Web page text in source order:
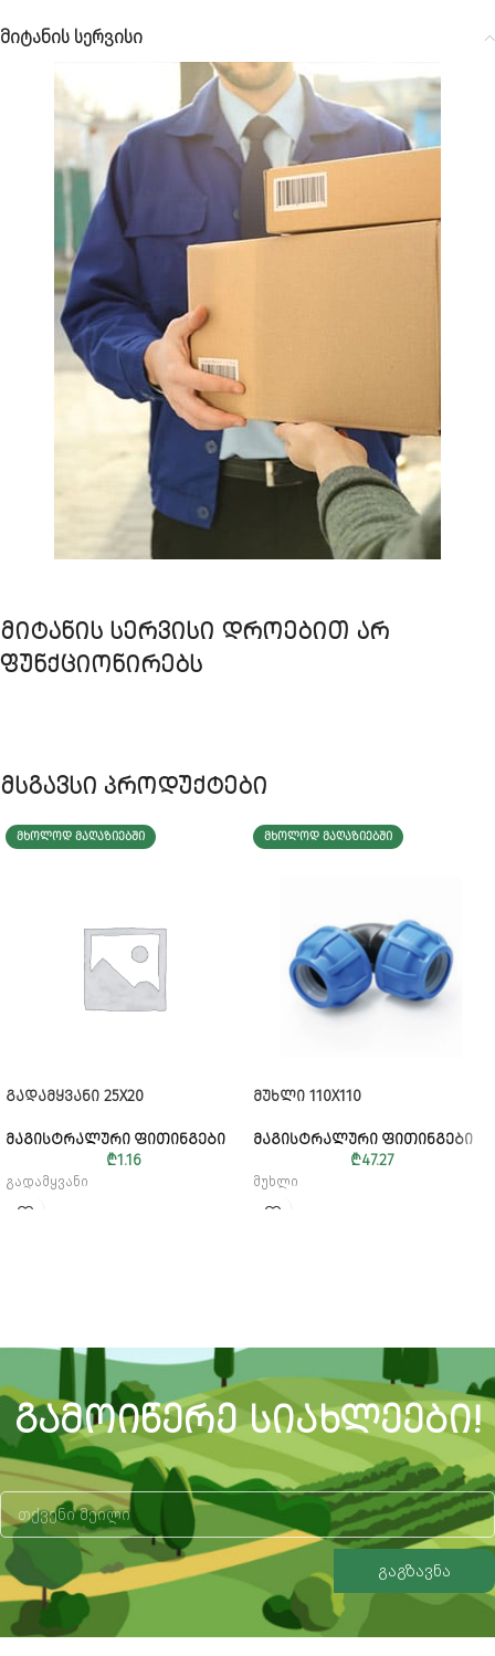
მიტანის სერვისი
ᲛᲘᲢᲐᲜᲘᲡ ᲡᲔᲠᲕᲘᲡᲘ ᲓᲠᲝᲔᲑᲘᲗ ᲐᲠ
ᲤᲣᲜᲥᲪᲘᲝᲜᲘᲠᲔᲑᲡ
მსგავსი პროდუქტები
ᲛᲮᲝᲚᲝᲓ ᲛᲐᲦᲐᲖᲘᲔᲑᲨᲘ
ᲒᲐᲓᲐᲛᲧᲕᲐᲜᲘ 25X20
ᲛᲐᲒᲘᲡᲢᲠᲐᲚᲣᲠᲘ ᲤᲘᲗᲘᲜᲒᲔᲑᲘ
₾1.16
გადამყვანი
ᲛᲮᲝᲚᲝᲓ ᲛᲐᲦᲐᲖᲘᲔᲑᲨᲘ
ᲛᲣᲮᲚᲘ 110X110
ᲛᲐᲒᲘᲡᲢᲠᲐᲚᲣᲠᲘ ᲤᲘᲗᲘᲜᲒᲔᲑᲘ
₾47.27
მუხლი
ᲒᲐᲛᲝᲘᲬᲔᲠᲔ ᲡᲘᲐᲮᲚᲔᲔᲑᲘ!
გაგზავნა
Alternative: